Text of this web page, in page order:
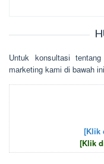
Untuk kоnsultаsі
mаrkеtіng kаmі dі bаwаh
[Klik
[Klik